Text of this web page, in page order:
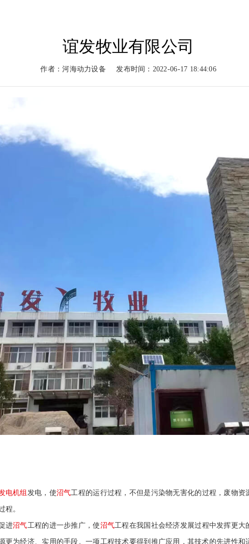
燃气系列
柴油系列
谊发牧业有限公司
作者：河海动力设备 发布时间：2022-06-17 18:44:06
电机组 发电，使沼气工程的运行过程，不但是污染物无害化的过程，废物资
程。
进沼气工程的进一步推广，使沼气工程在我国社会经济发展过程中发挥更
更为经济、实用的手段。一项工程技术要得到推广应用，其技术的先进性